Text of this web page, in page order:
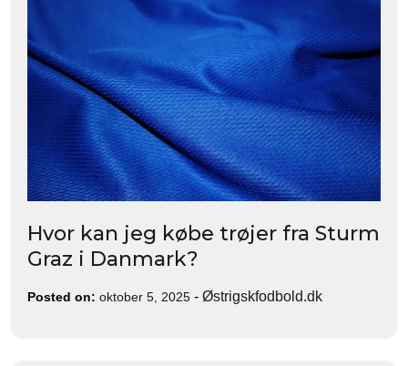
Hvor kan jeg købe trøjer fra Sturm
Graz i Danmark?
Posted on: oktober 5, 2025 - Østrigskfodbold.dk